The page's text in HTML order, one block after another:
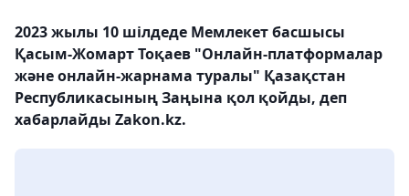
2023 жылы 10 шілдеде Мемлекет басшысы
Қасым-Жомарт Тоқаев "Онлайн-платформалар
және онлайн-жарнама туралы" Қазақстан
Республикасының Заңына қол қойды, деп
хабарлайды Zakon.kz.